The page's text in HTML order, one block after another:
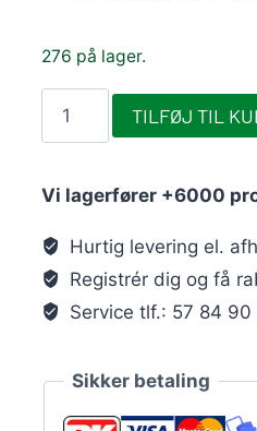
276 på lager.
flydende
Ø315mm
fl.
langt
40t
rist
antal
TILFØJ TIL
Vi lagerfører +6000
Hurtig levering el.
Registrér dig og få
Service tlf.: 57 84 90
Sikker betaling